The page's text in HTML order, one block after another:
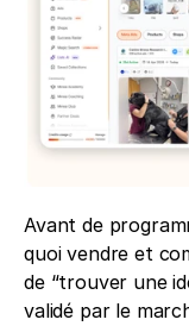
Avant de
quoi vendre et
de “trouver une
validé par le